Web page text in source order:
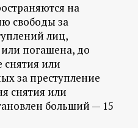
на
свободы за
лиц,
погашена, до
снятия или
за преступление
снятия или
больший — 15